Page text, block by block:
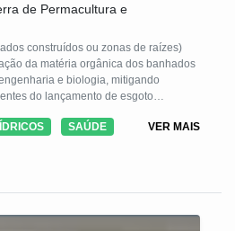
de Permacultura e
construídos ou zonas de raízes)
da matéria orgânica dos banhados
e biologia, mitigando
do lançamento de esgoto
construção e manutenção, constitui
tem sido implantada e
SAÚDE VER MAIS